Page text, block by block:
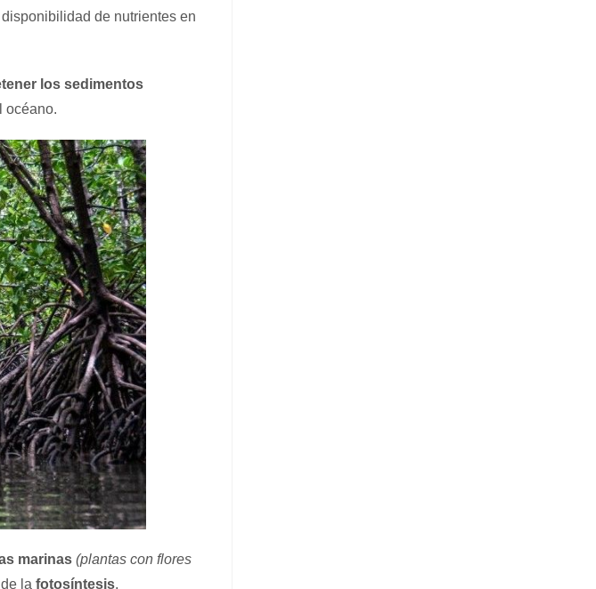
de nutrientes en
los sedimentos
océano.
marinas (plantas con flores
la fotosíntesis,